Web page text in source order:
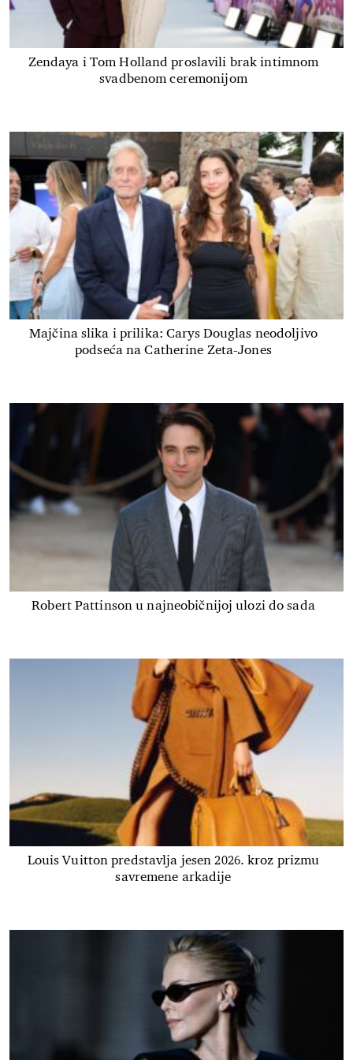
Zendaya i Tom Holland proslavili brak intimnom
svadbenom ceremonijom
Majčina slika i prilika: Carys Douglas neodoljivo
podseća na Catherine Zeta-Jones
Robert Pattinson u najneobičnijoj ulozi do sada
Louis Vuitton predstavlja jesen 2026. kroz prizmu
savremene arkadije